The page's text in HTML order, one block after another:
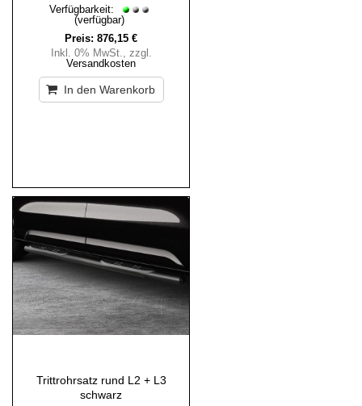
Verfügbarkeit:
(verfügbar)
Preis: 876,15 €
Inkl. 0% MwSt., zzgl.
Versandkosten
In den Warenkorb
Trittrohrsatz rund L2 + L3
schwarz